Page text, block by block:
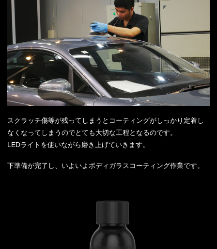
スクラッチ傷等が残ってしまうとコーティングがしっかり定着し
なくなってしまうのでとても大切な工程となるのです。
LEDライトを使いながら磨き上げていきます。
下準備が完了し、いよいよボディガラスコーティング作業です。